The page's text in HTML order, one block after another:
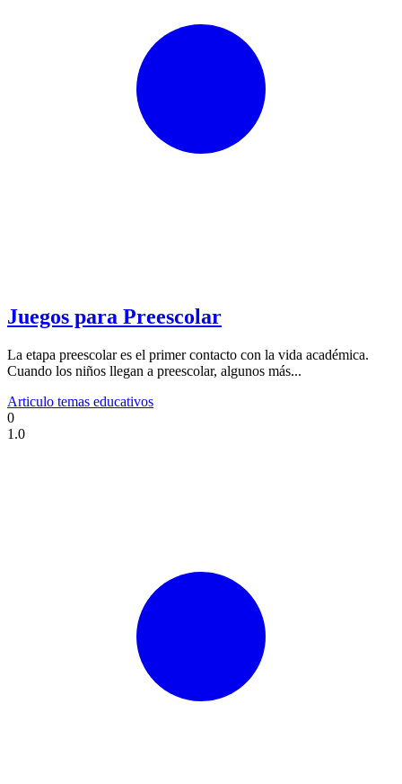
Juegos para Preescolar
La etapa preescolar es el primer contacto con la vida académica.
Cuando los niños llegan a preescolar, algunos más...
Articulo temas educativos
0
1.0